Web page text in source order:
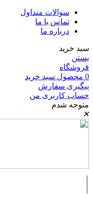
سوالات متداول
تماس با ما
درباره ما
سبد خرید
بستن
فروشگاه
0 محصول سبد خرید
پیگیری سفارش
حساب کاربری من
متوجه شدم
✕
|